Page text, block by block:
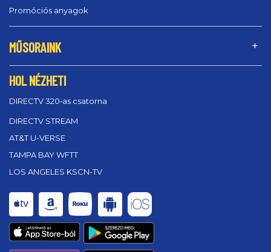
Promóciós anyagok
MŰSORAINK
HOL NÉZHETI
DIRECTV 320‑as csatorna
DIRECTV STREAM
AT&T U-VERSE
TAMPA BAY WFTT
LOS ANGELES KSCN-TV